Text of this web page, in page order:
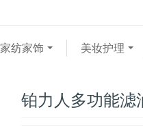
家纺家饰 美妆护理
铂力人多功能滤